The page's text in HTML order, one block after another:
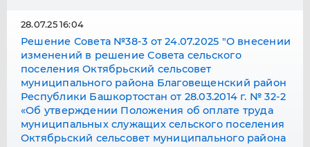
Решение Совета №38-3 от 24.07.2025 "О внесении
изменений в решение Совета сельского
поселения Октябрьский сельсовет
муниципального района Благовещенский район
Республики Башкортостан от 28.03.2014 г. № 32-2
«Об утверждении Положения об оплате труда
муниципальных служащих сельского поселения
Октябрьский сельсовет муниципального района
28.07.25 16:04